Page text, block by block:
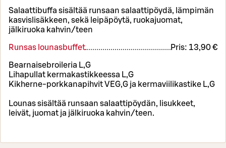
Salaattibuffa sisältää runsaan salaattipöydä, lämpimän
kasvislisäkkeen, sekä leipäpöytä, ruokajuomat,
jälkiruoka kahvin/teen
Runsas lounasbuffet Pris: 13,90 €
Bearnaisebroileria L,G
Lihapullat kermakastikkeessa L,G
Kikherne-porkkanapihvit VEG,G ja kermaviilikastike L,G
Lounas sisältää runsaan salaattipöydän, lisukkeet,
leivät, juomat ja jälkiruoka kahvin/teen.